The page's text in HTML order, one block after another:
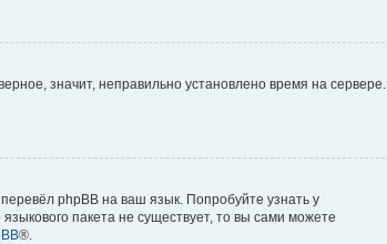
значит, неправильно установлено время на сервере.
phpBB на ваш язык. Попробуйте узнать у
пакета не существует, то вы сами можете
®.